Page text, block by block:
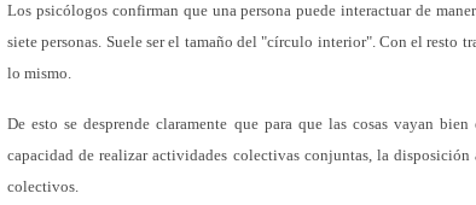
Los psicólogos confirman que una persona puede interactuar de
siete personas. Suele ser el tamaño del "círculo interior". Con el resto
lo mismo.
De esto se desprende claramente que para que las cosas vayan
capacidad de realizar actividades colectivas conjuntas, la disposición
colectivos.